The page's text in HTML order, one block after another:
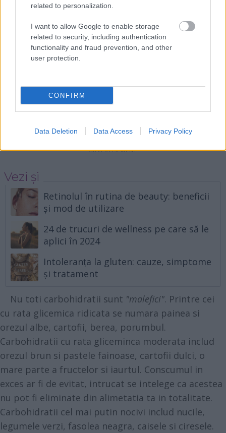
related to personalization.
I want to allow Google to enable storage
related to security, including authentication
functionality and fraud prevention, and other
user protection.
CONFIRM
Data Deletion Data Access Privacy Policy
Vezi și
Retinolul în rutina de beauty: beneficii
și mod de utilizare
24 de trucuri de wellness pe care să le
aplici în 2024
Intoleranța la gluten: cauze, simptome
și tratament
Nu toti carbohidratii sunt "malefici". Printre cei
cu rata glicemica ridicata se numara painea si
orezul albe, cartofii, berea, porumbul.
Carbohidratii cu rata gliceminca moderata includ
orezul brun si pastele fainoase, cartofii dulci, o
mare parte a fructelor si iaurtul. Conscumul in
exces ar fi de evitat, intrucat se intelege ca acestea
nu pot fi eliminate din alimetatia ta in totalitate.
Carbohidratii cel mai putin nocivi includ nucile,
legumele verzi, fasolea neagra, caisele si ciresele.